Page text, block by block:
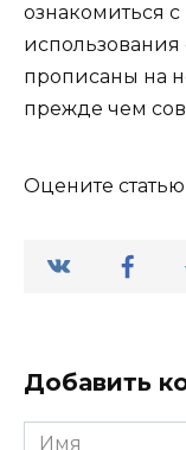
ознакомиться
использования
прописаны на
прежде чем
Оцените статью
Добавить
Имя